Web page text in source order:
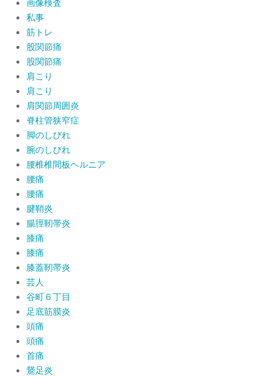
画像検査
私事
筋トレ
股関節痛
股関節痛
肩こり
肩こり
肩関節周囲炎
脊柱管狭窄症
脚のしびれ
腕のしびれ
腰椎椎間板ヘルニア
腰痛
腰痛
腱鞘炎
腸脛靭帯炎
膝痛
膝痛
膝蓋靭帯炎
芸人
谷町６丁目
足底筋膜炎
頭痛
頭痛
首痛
鵞足炎